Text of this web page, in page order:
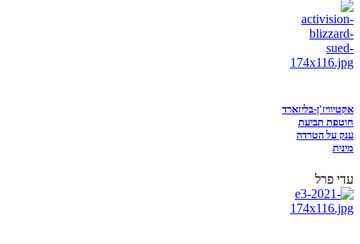
אקטיוויז'ן-בליזארד
חוטפת תביעת
ענק על הטרדה
מינית
עדי פרל